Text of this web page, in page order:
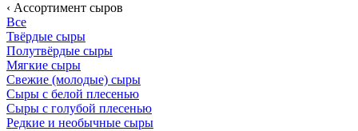
‹ Ассортимент сыров
Все
Твёрдые сыры
Полутвёрдые сыры
Мягкие сыры
Свежие (молодые) сыры
Сыры с белой плесенью
Сыры с голубой плесенью
Редкие и необычные сыры